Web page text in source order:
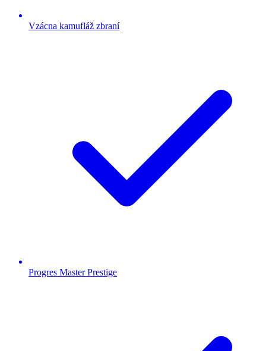
Vzácna kamufláž zbraní
Progres Master Prestige